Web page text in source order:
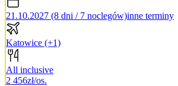
21.10.2027 (8 dni / 7 noclegów)inne terminy
Katowice (+1)
All inclusive
2 456zł/os.